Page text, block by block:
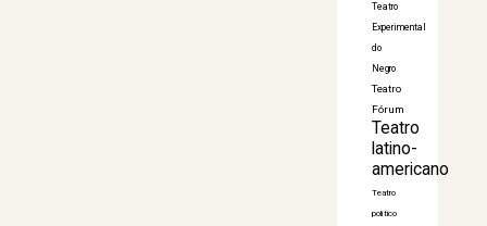
Teatro
Experimental
do
Negro
Teatro
Fórum
Teatro
latino-
americano
Teatro
político